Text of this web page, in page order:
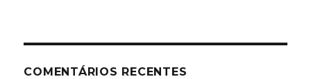
COMENTÁRIOS RECENTES